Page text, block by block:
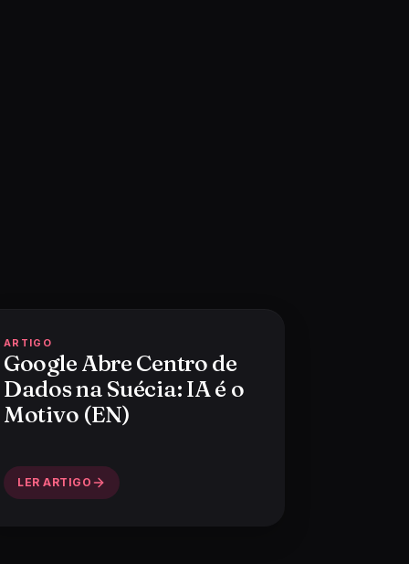
ARTIGO
Google Abre Centro de
Dados na Suécia: IA é o
Motivo (EN)
LER ARTIGO